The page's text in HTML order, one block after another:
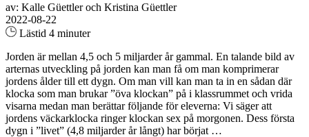
av: Kalle Güettler och Kristina Güettler
2022-08-22
Lästid 4 minuter
Jorden är mellan 4,5 och 5 miljarder år gammal. En talande bild av
arternas utveckling på jorden kan man få om man komprimerar
jordens ålder till ett dygn. Om man vill kan man ta in en sådan där
klocka som man brukar ”öva klockan” på i klassrummet och vrida
visarna medan man berättar följande för eleverna: Vi säger att
jordens väckarklocka ringer klockan sex på morgonen. Dess första
dygn i ”livet” (4,8 miljarder år långt) har börjat …